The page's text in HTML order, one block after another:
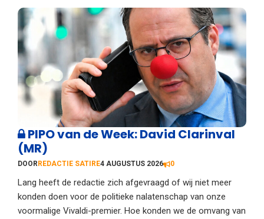
PIPO van de Week: David Clarinval
(MR)
DOOR REDACTIE SATIRE4 AUGUSTUS 2026 0
Lang heeft de redactie zich afgevraagd of wij niet meer
konden doen voor de politieke nalatenschap van onze
voormalige Vivaldi-premier. Hoe konden we de omvang van